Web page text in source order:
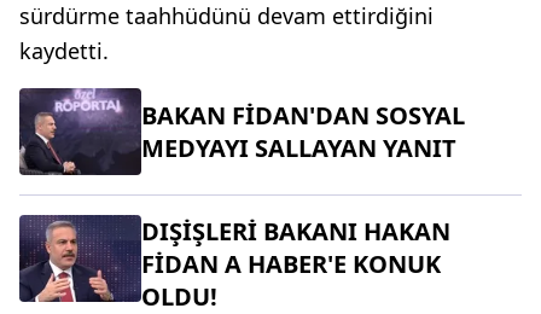
sürdürme taahhüdünü devam ettirdiğini
kaydetti.
BAKAN FİDAN'DAN SOSYAL
MEDYAYI SALLAYAN YANIT
DIŞİŞLERİ BAKANI HAKAN
FİDAN A HABER'E KONUK
OLDU!